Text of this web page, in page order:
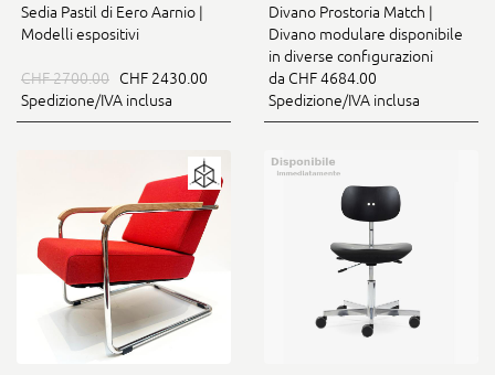
Sedia Pastil di Eero Aarnio |
Modelli espositivi
CHF 2700.00 CHF 2430.00
Spedizione/IVA inclusa
Divano Prostoria Match |
Divano modulare disponibile
in diverse configurazioni
da CHF 4684.00
Spedizione/IVA inclusa